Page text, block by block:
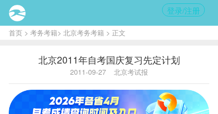
登录/注册
首页> 考务考籍> 北京考务考籍 > 正文
北京2011年自考国庆复习先定计划
2011-09-27 北京考试报